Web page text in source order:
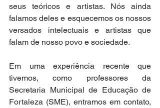
seus teóricos e artistas. Nós ainda
falamos deles e esquecemos os nossos
versados intelectuais e artistas que
falam de nosso povo e sociedade.
Em uma experiência recente que
tivemos, como professores da
Secretaria Municipal de Educação de
Fortaleza (SME), entramos em contato,